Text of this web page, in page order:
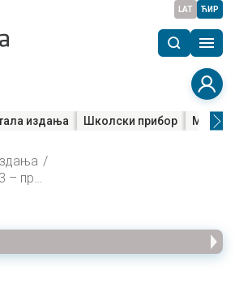
LAT ЋИР
издања Школски прибор Мала
Пројектна настава 3 – приручник за учитеље